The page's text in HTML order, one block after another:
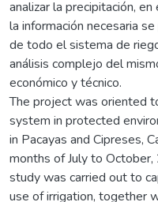
analizar la precipitación,
la información necesaria
de todo el sistema de
análisis complejo del
económico y técnico.
The project was oriented
system in protected
in Pacayas and Cipreses,
months of July to
study was carried out to
use of irrigation, together